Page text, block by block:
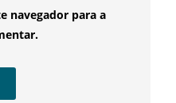
navegador para a